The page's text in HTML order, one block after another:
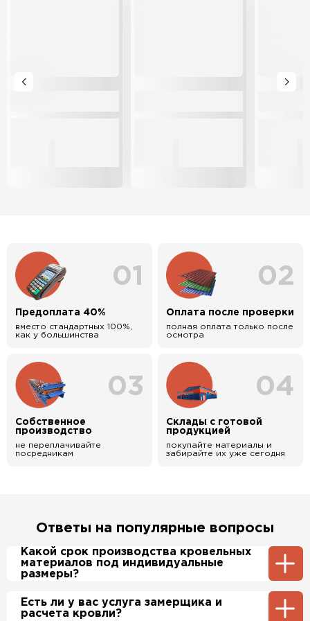
01
Предоплата 40%
вместо стандартных 100%,
как у большинства
02
Оплата после проверки
полная оплата только после
осмотра
03
Собственное
производство
не переплачивайте
посредникам
04
Склады с готовой
продукцией
покупайте материалы и
забирайте их уже сегодня
Ответы на популярные вопросы
Какой срок производства кровельных
материалов под индивидуальные
размеры?
Примерный срок производства
металлочерепицы и профнастила 1-2 дня.
Есть ли у вас услуга замерщика и
расчета кровли?